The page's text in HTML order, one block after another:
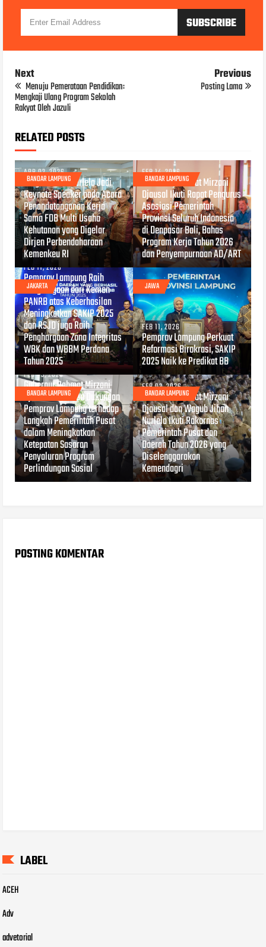
Next
Menuju Pemerataan Pendidikan:
Mengkaji Ulang Program Sekolah
Rakyat Oleh Jazuli
Previous
Posting Lama
RELATED POSTS
BANDAR LAMPUNG
APR 02, 2026
Wagub Jihan Nurlela Jadi
Keynote Speaker pada Acara
Penandatanganan Kerja
Sama FDB Multi Usaha
Kehutanan yang Digelar
Dirjen Perbendaharaan
Kemenkeu RI
BANDAR LAMPUNG
FEB 14, 2026
Gubernur Rahmat Mirzani
Djausal Ikuti Rapat Pengurus
Asosiasi Pemerintah
Provinsi Seluruh Indonesia
di Denpasar Bali, Bahas
Program Kerja Tahun 2026
dan Penyempurnaan AD/ART
JAKARTA
FEB 11, 2026
Pemprov Lampung Raih
Penghargaan dari Kemen
PANRB atas Keberhasilan
Meningkatkan SAKIP 2025
dan RSJD juga Raih
Penghargaan Zona Integritas
WBK dan WBBM Perdana
Tahun 2025
JAWA
FEB 11, 2026
Pemprov Lampung Perkuat
Reformasi Birokrasi, SAKIP
2025 Naik ke Predikat BB
BANDAR LAMPUNG
FEB 03, 2026
Gubernur Rahmat Mirzani
Djausal Tegaskan Dukungan
Pemprov Lampung terhadap
Langkah Pemerintah Pusat
dalam Meningkatkan
Ketepatan Sasaran
Penyaluran Program
Perlindungan Sosial
BANDAR LAMPUNG
FEB 02, 2026
Gubernur Rahmat Mirzani
Djausal dan Wagub Jihan
Nurlela Ikuti Rakornas
Pemerintah Pusat dan
Daerah Tahun 2026 yang
Diselenggarakan
Kemendagri
POSTING KOMENTAR
LABEL
ACEH
Adv
advetorial